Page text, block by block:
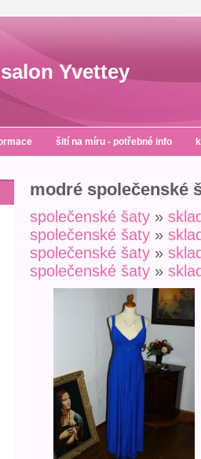
Yvettey
šití na míru - potřebné info
modré společenské
společenské šaty »
společenské šaty »
společenské šaty »
společenské šaty »